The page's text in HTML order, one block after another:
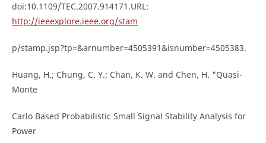
doi:10.1109/TEC.2007.914171.URL:
http://ieeexplore.ieee.org/stam
p/stamp.jsp?tp=&arnumber=4505391&isnumber=4505383.
Huang, H.; Chung, C. Y.; Chan, K. W. and Chen, H. "Quasi-
Monte
Carlo Based Probabilistic Small Signal Stability Analysis for
Power